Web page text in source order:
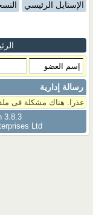
الإستايل الرئيسي
رسالة إدارية
عذرا. هناك مشكلة فى
3.8.3
Ltd.